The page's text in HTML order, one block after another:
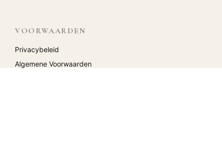
VOORWAARDEN
Privacybeleid
Algemene Voorwaarden